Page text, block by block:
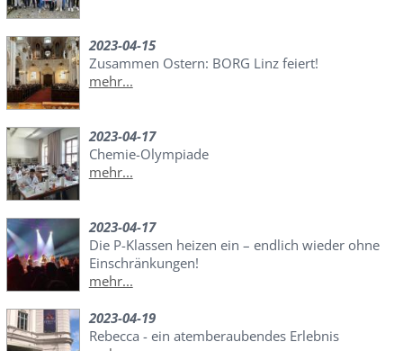
2023-04-15
Zusammen Ostern: BORG Linz feiert!
mehr...
2023-04-17
Chemie-Olympiade
mehr...
2023-04-17
Die P-Klassen heizen ein – endlich wieder ohne
Einschränkungen!
mehr...
2023-04-19
Rebecca - ein atemberaubendes Erlebnis